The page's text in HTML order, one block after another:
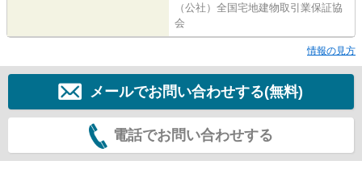
（公社）全国宅地建物取引業保証協
会
情報の見方
メールでお問い合わせする(無料)
電話でお問い合わせする